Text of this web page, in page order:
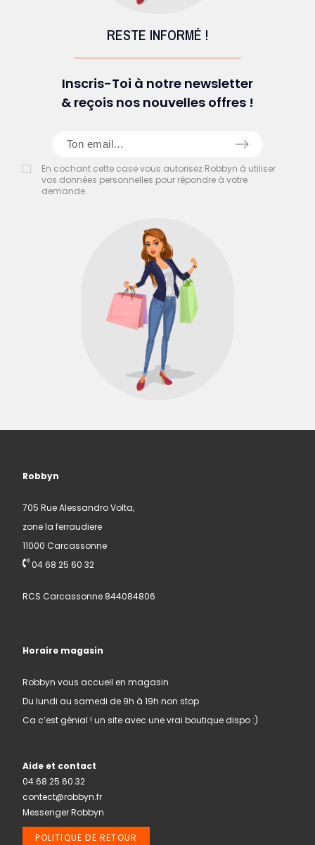
RESTE INFORMÉ !
Inscris-Toi à notre newsletter
& reçois nos nouvelles offres !
En cochant cette case vous autorisez Robbyn à utiliser
vos données personnelles pour répondre à votre
demande.
Robbyn
705 Rue Alessandro Volta,
zone la ferraudiere
11000 Carcassonne
04 68 25 60 32
RCS Carcassonne 844084806
Horaire magasin
Robbyn vous accueil en magasin
Du lundi au samedi de 9h à 19h non stop
Ca c’est génial ! un site avec une vrai boutique dispo :)
Aide et contact
04.68.25.60.32
contect@robbyn.fr
Messenger Robbyn
POLITIQUE DE RETOUR